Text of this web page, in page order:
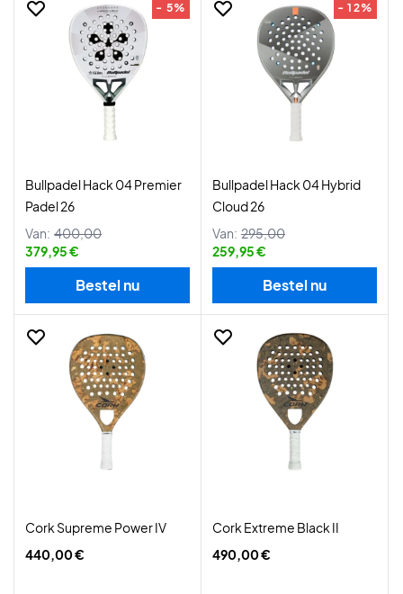
- 5%
Bullpadel Hack 04 Premier
Padel 26
Van: 400,00
379,95 €
Bestel nu
- 12%
Bullpadel Hack 04 Hybrid
Cloud 26
Van: 295,00
259,95 €
Bestel nu
Cork Supreme Power IV
440,00 €
Cork Extreme Black II
490,00 €